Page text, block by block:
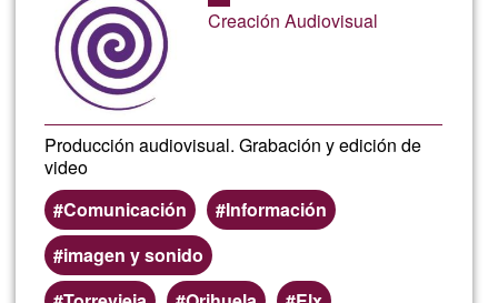
Creación Audiovisual
Producción audiovisual. Grabación y edición de
video
Comunicación
Información
imagen y sonido